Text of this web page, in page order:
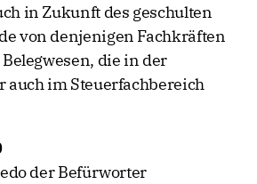
in Zukunft des geschulten
von denjenigen Fachkräften
die in der
auch im Steuerfachbereich
der Befürworter